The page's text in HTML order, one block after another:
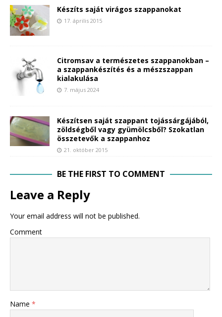
Készíts saját virágos szappanokat
17. április 2015
Citromsav a természetes szappanokban –
a szappankészítés és a mészszappan
kialakulása
7. május 2024
Készítsen saját szappant tojássárgájából,
zöldségből vagy gyümölcsből? Szokatlan
összetevők a szappanhoz
21. október 2015
BE THE FIRST TO COMMENT
Leave a Reply
Your email address will not be published.
Comment
Name *